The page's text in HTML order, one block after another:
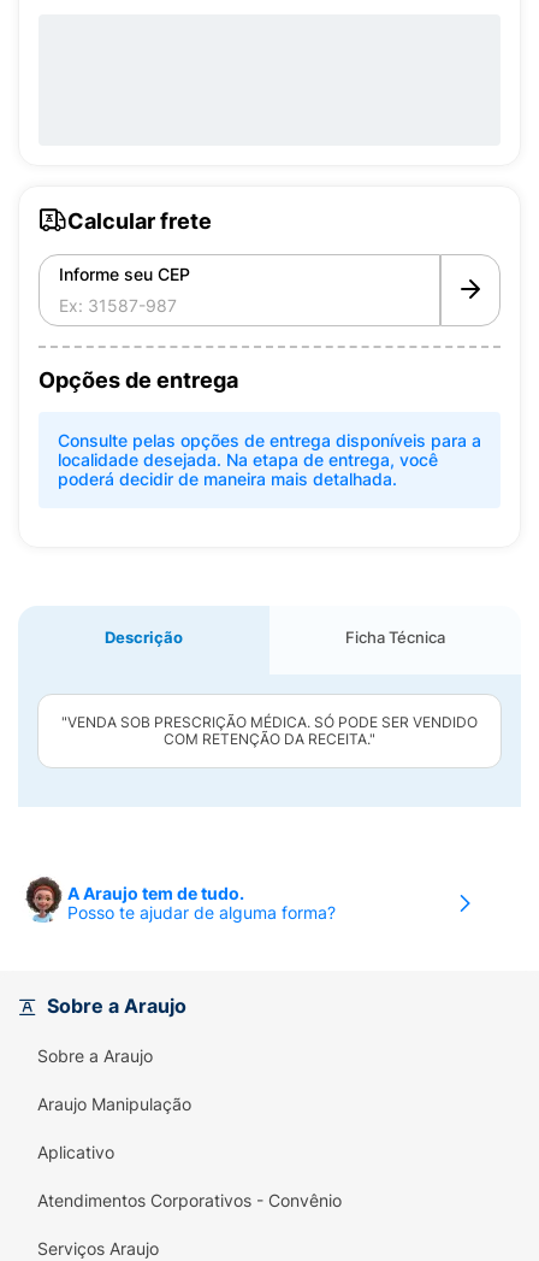
Calcular frete
Informe seu CEP
Opções de entrega
Consulte pelas opções de entrega disponíveis para a
localidade desejada. Na etapa de entrega, você
poderá decidir de maneira mais detalhada.
Descrição Ficha Técnica
"VENDA SOB PRESCRIÇÃO MÉDICA. SÓ PODE SER VENDIDO
COM RETENÇÃO DA RECEITA."
A Araujo tem de tudo.
Posso te ajudar de alguma forma?
Sobre a Araujo
Sobre a Araujo
Araujo Manipulação
Aplicativo
Atendimentos Corporativos - Convênio
Serviços Araujo